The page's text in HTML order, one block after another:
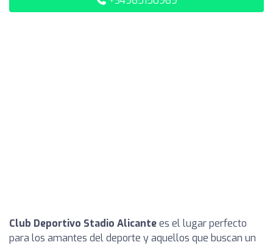
Club Deportivo Stadio Alicantees el lugar perfecto
para los amantes del deporte y aquellos que buscan un